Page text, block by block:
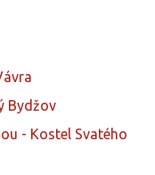
Bydžov
- Kostel Svatého